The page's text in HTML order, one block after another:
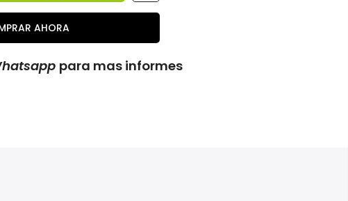
AHORA
para mas informes